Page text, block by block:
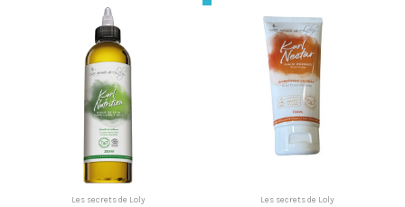
Les secrets de Loly Les secrets de Loly